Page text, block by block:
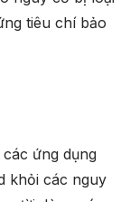
tiêu chí bảo
ứng dụng
khỏi các nguy